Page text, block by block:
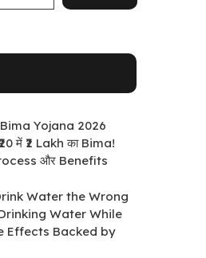
Yojana 2026
में ₹2 Lakh का Bima!
और Benefits
Water the Wrong
Water While
Effects Backed by